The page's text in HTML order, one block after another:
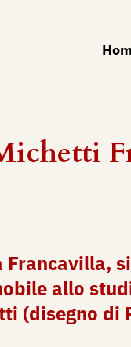
Francavilla,
allo
(disegno di